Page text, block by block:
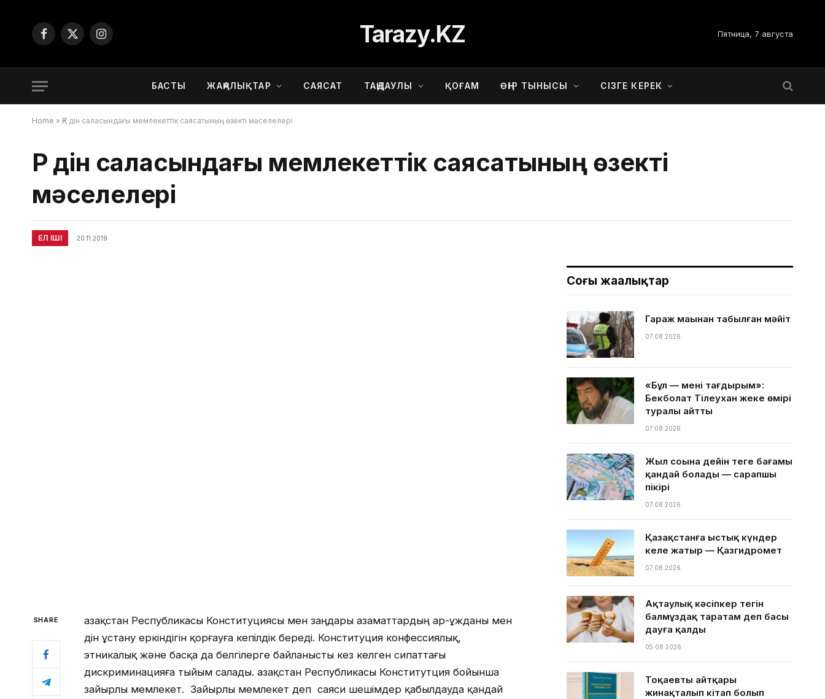
Facebook
X
Instagram Tarazy.KZ Пятница, 7 августа
БАСТЫ ЖАҢАЛЫҚТАР САЯСАТ ТАҢДАУЛЫ ҚОҒАМ ӨҢІР ТЫНЫСЫ СІЗГЕ КЕРЕК
Home » ҚР дін саласындағы мемлекеттік саясатының өзекті мәселелері
ҚР дін саласындағы мемлекеттік саясатының өзекті
мәселелері
ЕЛ ІШІ 20.11.2019
SHARE
Қазақстан Республикасы Конституциясы мен заңдары азаматтардың ар-ұжданы мен
дін ұстану еркіндігін қорғауға кепілдік береді. Конституция конфессиялық,
этникалық және басқа да белгілерге байланысты кез келген сипаттағы
дискриминацияға тыйым салады. Қазақстан Республикасы Конститутция бойынша
зайырлы мемлекет. Зайырлы мемлекет деп саяси шешімдер қабылдауда қандай
Соңғы жаңалықтар
Гараж маңынан табылған мәйіт
07.08.2026
«Бұл — менің тағдырым»:
Бекболат Тілеухан жеке өмірі
туралы айтты
07.08.2026
Жыл соңына дейін теңге бағамы
қандай болады — сарапшы
пікірі
07.08.2026
Қазақстанға ыстық күндер
келе жатыр — Қазгидромет
07.08.2026
Ақтаулық кәсіпкер тегін
балмұздақ таратам деп басы
дауға қалды
05.08.2026
Тоқаевтың айтқары
жинақталып кітап болып